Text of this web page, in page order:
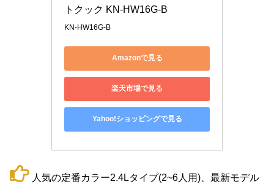
トクック KN-HW16G-B
KN-HW16G-B
Amazonで見る
楽天市場で見る
Yahoo!ショッピングで見る
人気の定番カラー2.4Lタイプ(2~6人用)、最新モデル